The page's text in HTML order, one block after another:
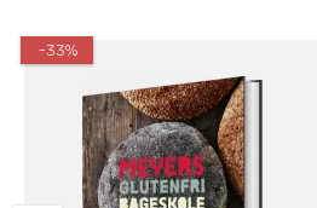
-33%